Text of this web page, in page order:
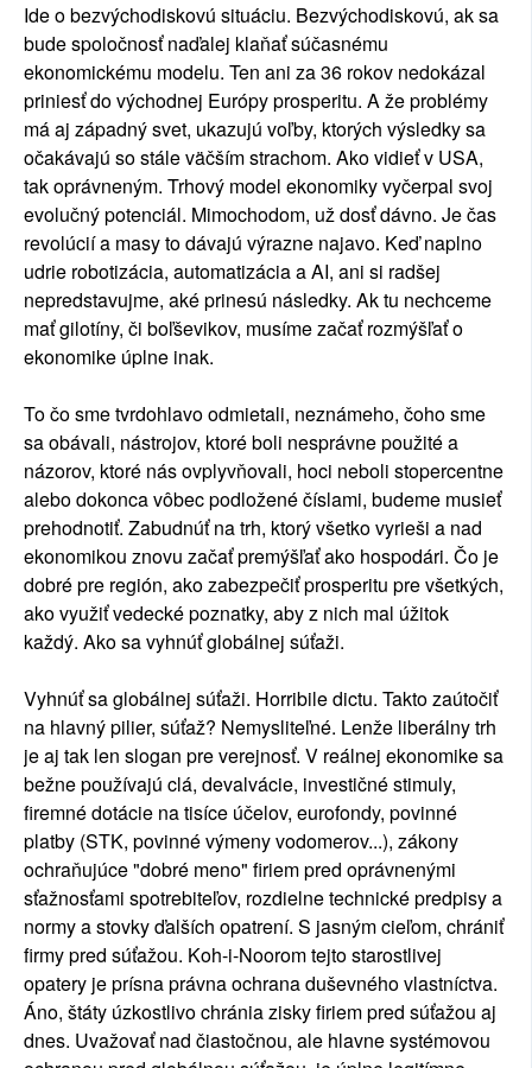
Ide o bezvýchodiskovú situáciu. Bezvýchodiskovú, ak sa
bude spoločnosť naďalej klaňať súčasnému
ekonomickému modelu. Ten ani za 36 rokov nedokázal
priniesť do východnej Európy prosperitu. A že problémy
má aj západný svet, ukazujú voľby, ktorých výsledky sa
očakávajú so stále väčším strachom. Ako vidieť v USA,
tak oprávneným. Trhový model ekonomiky vyčerpal svoj
evolučný potenciál. Mimochodom, už dosť dávno. Je čas
revolúcií a masy to dávajú výrazne najavo. Keď naplno
udrie robotizácia, automatizácia a AI, ani si radšej
nepredstavujme, aké prinesú následky. Ak tu nechceme
mať gilotíny, či boľševikov, musíme začať rozmýšľať o
ekonomike úplne inak.
To čo sme tvrdohlavo odmietali, neznámeho, čoho sme
sa obávali, nástrojov, ktoré boli nesprávne použité a
názorov, ktoré nás ovplyvňovali, hoci neboli stopercentne
alebo dokonca vôbec podložené číslami, budeme musieť
prehodnotiť. Zabudnúť na trh, ktorý všetko vyrieši a nad
ekonomikou znovu začať premýšľať ako hospodári. Čo je
dobré pre región, ako zabezpečiť prosperitu pre všetkých,
ako využiť vedecké poznatky, aby z nich mal úžitok
každý. Ako sa vyhnúť globálnej súťaži.
Vyhnúť sa globálnej súťaži. Horribile dictu. Takto zaútočiť
na hlavný pilier, súťaž? Nemysliteľné. Lenže liberálny trh
je aj tak len slogan pre verejnosť. V reálnej ekonomike sa
bežne používajú clá, devalvácie, investičné stimuly,
firemné dotácie na tisíce účelov, eurofondy, povinné
platby (STK, povinné výmeny vodomerov...), zákony
ochraňujúce "dobré meno" firiem pred oprávnenými
sťažnosťami spotrebiteľov, rozdielne technické predpisy a
normy a stovky ďalších opatrení. S jasným cieľom, chrániť
firmy pred súťažou. Koh-i-Noorom tejto starostlivej
opatery je prísna právna ochrana duševného vlastníctva.
Áno, štáty úzkostlivo chránia zisky firiem pred súťažou aj
dnes. Uvažovať nad čiastočnou, ale hlavne systémovou